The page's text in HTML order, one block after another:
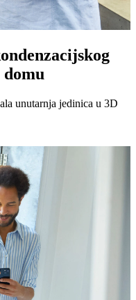
domu
unutarnja jedinica u 3D